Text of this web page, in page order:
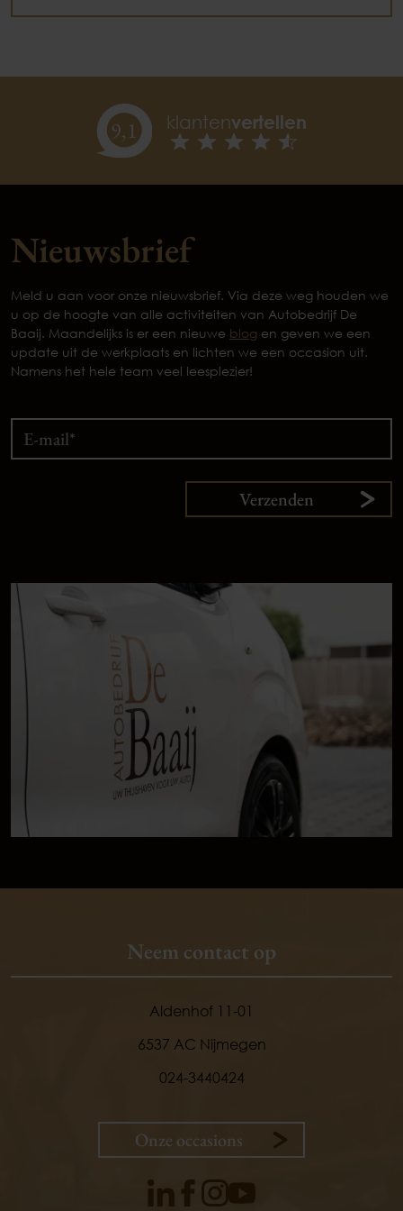
9,1 klantenvertellen
Nieuwsbrief
Meld u aan voor onze nieuwsbrief. Via deze weg houden we
u op de hoogte van alle activiteiten van Autobedrijf De
Baaij. Maandelijks is er een nieuwe blog en geven we een
update uit de werkplaats en lichten we een occasion uit.
Namens het hele team veel leesplezier!
Verzenden
Neem contact op
Aldenhof 11-01
6537 AC Nijmegen
024-3440424
Onze occasions